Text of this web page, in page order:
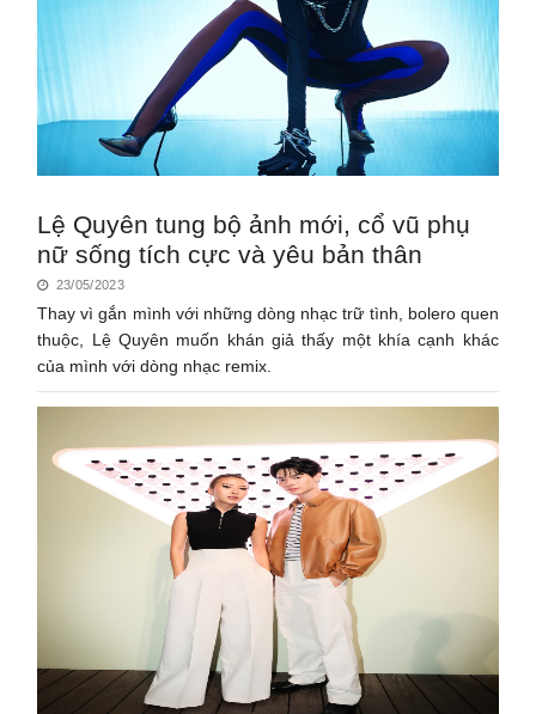
Lệ Quyên tung bộ ảnh mới, cổ vũ phụ
nữ sống tích cực và yêu bản thân
23/05/2023
Thay vì gắn mình với những dòng nhạc trữ tình, bolero quen
thuộc, Lệ Quyên muốn khán giả thấy một khía cạnh khác
của mình với dòng nhạc remix.